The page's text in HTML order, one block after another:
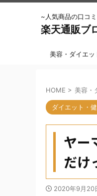
~人気商品の口コ
楽天通販ブ
美容・ダイエッ
HOME > 美容・
ダイエット・
ヤー
だけ
2020年9月20